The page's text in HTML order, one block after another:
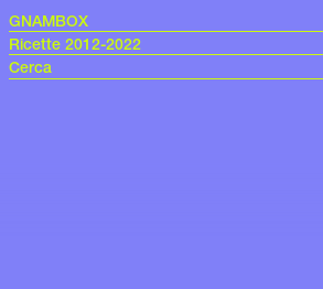
GNAMBOX
Ricette 2012-2022